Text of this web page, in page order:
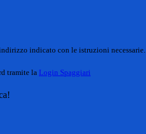
indicato con le istruzioni necessarie.
tramite la Login Spaggiari